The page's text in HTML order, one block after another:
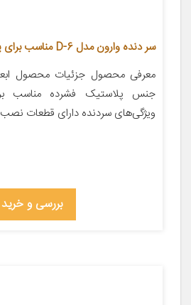
سر دنده وارون مدل D-6 مناسب برای پژو 206
ویژگی‌های سردنده دارای قطعات نصب
بررسی و خرید